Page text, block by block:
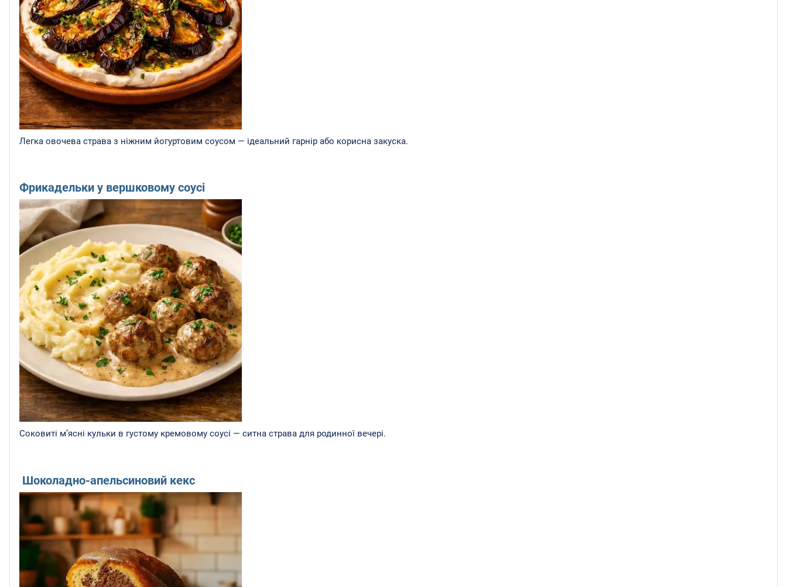
Легка овочева страва з ніжним йогуртовим соусом — ідеальний гарнір або корисна закуска.
Фрикадельки у вершковому соусі
Соковиті м’ясні кульки в густому кремовому соусі — ситна страва для родинної вечері.
Шоколадно-апельсиновий кекс